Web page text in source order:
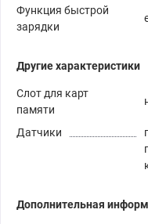
Функция быстрой
зарядки
Другие характеристики
Слот для карт
памяти
Датчики
Дополнительная